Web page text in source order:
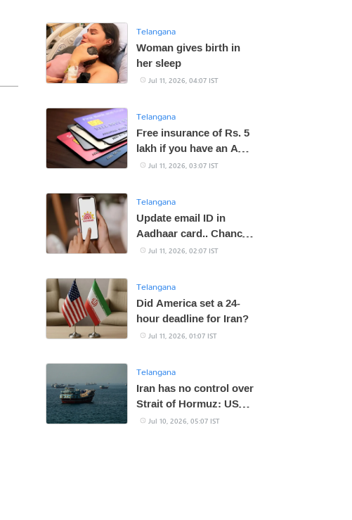
Telangana
Woman gives birth in
her sleep
Jul 11, 2026, 04:07 IST
Telangana
Free insurance of Rs. 5
lakh if you have an ATM
card!Jul 11, 2026, 03:07 IST
Telangana
Update email ID in
Aadhaar card.. Chance
till December 31st!
Jul 11, 2026, 02:07 IST
Telangana
Did America set a 24-
hour deadline for Iran?
Jul 11, 2026, 01:07 IST
Telangana
Iran has no control over
Strait of Hormuz: US
Central Command
Jul 10, 2026, 05:07 IST